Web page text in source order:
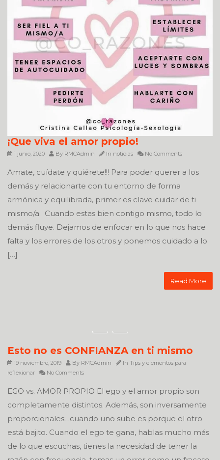
¡Que viva el amor propio!
1 junio, 2020 By RMCAdmin In noticias No Comments
Amate, cuídate y quiérete!!! Para poder querer a los
demás y relacionarte con tu entorno de forma
armónica y equilibrada, primer es clave cuidar de ti
mismo/a. Cuando estas bien contigo mismo, todo lo
demás fluye. Dejamos de enfocar en lo que nos hace
falta y los errores de los otros y ponemos cuidado a lo
[…]
Read More
Esto no es CONFIANZA en ti mismo
19 noviembre, 2019 By RMCAdmin In Tips y elementos para
reflexionar
No Comments
EGO vs. AMOR PROPIO El ego y el amor propio son
completamente distintos. Además, son inversamente
proporcionales…cuando uno sube es porque el otro
está bajito. Cuando el ego te gana, hablas mucho más
de lo que escuchas, tienes la necesidad de tener la